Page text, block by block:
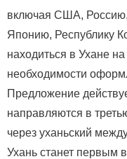
включая США,
Японию, Республику
находиться в Ухане
необходимости
Предложение
направляются в
через уханьский
Ухань станет первым